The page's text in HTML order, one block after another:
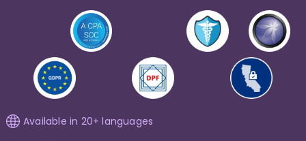
Available in 20+ languages